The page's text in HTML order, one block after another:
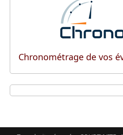
Chronométrage de vos